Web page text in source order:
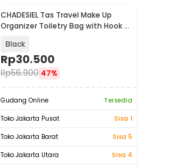
CHADESIEL Tas Travel Make Up
Organizer Toiletry Bag with Hook -
Black
Rp30.500
Rp56.900 47%
Gudang Online
Tersedia
Toko Jakarta Pusat
Sisa 1
Toko Jakarta Barat
Sisa 5
Toko Jakarta Utara
Sisa 4